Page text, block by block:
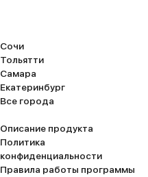
Сочи
Тольятти
Самара
Екатеринбург
Все города
Описание продукта
Политика
конфиденциальности
Правила работы программы